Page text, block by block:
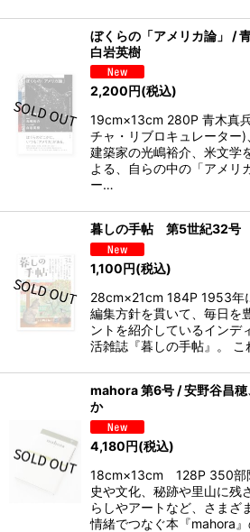
ぼくらの「アメリカ論」 /
白岩英樹
2,200円(税込)
19cm×13cm 280P 青木真
チャ・リブロキュレーター
建築家の光嶋裕介、米文学
よる、自らの中の「アメリ
ー…
暮しの手帖 第5世紀32号
1,100円(税込)
28cm×21cm 184P 1953年
編集方針を貫いて、毎日を
ントを紹介しているインデ
活雑誌『暮しの手帖』。
mahora 第6号 / 安野谷昌
か
4,180円(税込)
18cm×13cm 128P 350部
史や文化、秘跡や里山に残
らしやアートなど、さまざ
情緒でつなぐ本『mahora